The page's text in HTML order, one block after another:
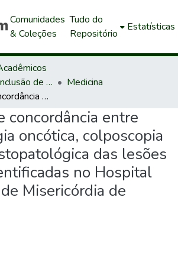
Comunidades
& Coleções
Tudo do
Repositório
Estatísticas
Trabalhos de Conclusão de Curso de Graduação
Medicina
Correlação e concordância entre colpocitologia oncótica, colposcopia e análise histopatológica das lesões cervicais identificadas no Hospital Santa Casa de Misericórdia de Vitória
concordância entre
oncótica, colposcopia
das lesões
no Hospital
Misericórdia de